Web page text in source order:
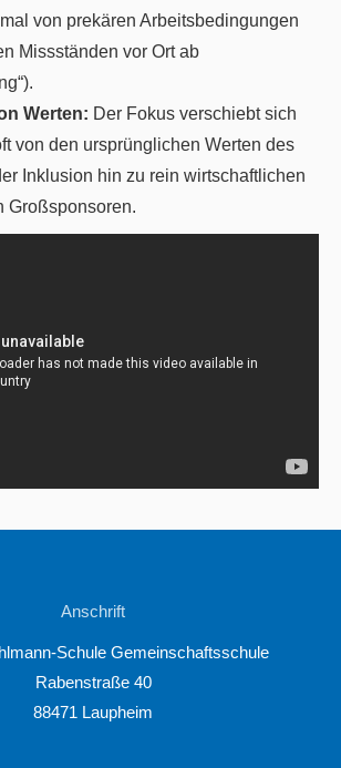
von prekären Arbeitsbedingungen
Missständen vor Ort ab
Werten: Der Fokus verschiebt sich
von den ursprünglichen Werten des
Inklusion hin zu rein wirtschaftlichen
Großsponsoren.
Anschrift
Schule Gemeinschaftsschule
Rabenstraße 40
88471 Laupheim